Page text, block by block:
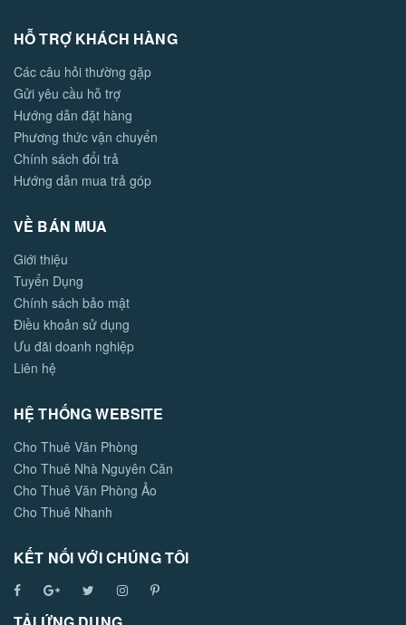
HỖ TRỢ KHÁCH HÀNG
Các câu hỏi thường gặp
Gửi yêu cầu hỗ trợ
Hướng dẫn đặt hàng
Phương thức vận chuyển
Chính sách đổi trả
Hướng dẫn mua trả góp
VỀ BÁN MUA
Giới thiệu
Tuyển Dụng
Chính sách bảo mật
Điều khoản sử dụng
Ưu đãi doanh nghiệp
Liên hệ
HỆ THỐNG WEBSITE
Cho Thuê Văn Phòng
Cho Thuê Nhà Nguyên Căn
Cho Thuê Văn Phòng Ảo
Cho Thuê Nhanh
KẾT NỐI VỚI CHÚNG TÔI